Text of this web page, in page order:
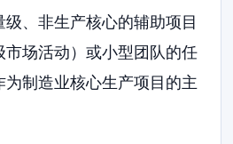
级、非生产核心的辅助项目
市场活动）或小型团队的任
制造业核心生产项目的主